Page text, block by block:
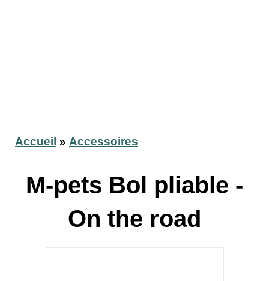
Accueil » Accessoires
M-pets Bol pliable -
On the road